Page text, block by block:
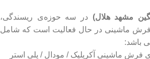
مشهد هلال) در سه حوزه‌ی ریسندگی،
فرش ماشینی در حال فعالیت است که شامل
باشد: